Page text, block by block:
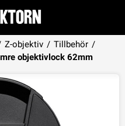
Z-objektiv / Tillbehör /
objektivlock 62mm
i din varukorg
TILL KASSAN